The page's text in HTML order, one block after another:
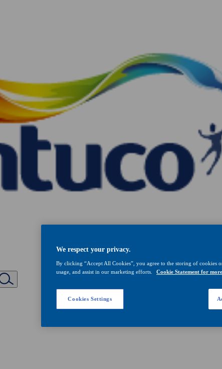
We respect your privacy.
By clicking “Accept All Cookies”, you agree to the storing of cookies
usage, and assist in our marketing efforts.
Cookie Statement for
Cookies Settings